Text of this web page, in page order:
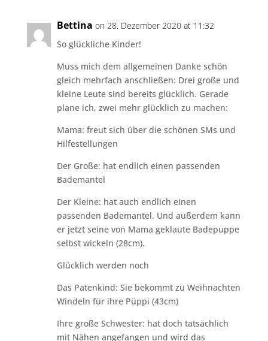
Bettina on 28. Dezember 2020 at 11:32
So glückliche Kinder!
Muss mich dem allgemeinen Danke schön
gleich mehrfach anschließen: Drei große und
kleine Leute sind bereits glücklich. Gerade
plane ich, zwei mehr glücklich zu machen:
Mama: freut sich über die schönen SMs und
Hilfestellungen
Der Große: hat endlich einen passenden
Bademantel
Der Kleine: hat auch endlich einen
passenden Bademantel. Und außerdem kann
er jetzt seine von Mama geklaute Badepuppe
selbst wickeln (28cm).
Glücklich werden noch
Das Patenkind: Sie bekommt zu Weihnachten
Windeln für ihre Püppi (43cm)
Ihre große Schwester: hat doch tatsächlich
mit Nähen angefangen und wird das